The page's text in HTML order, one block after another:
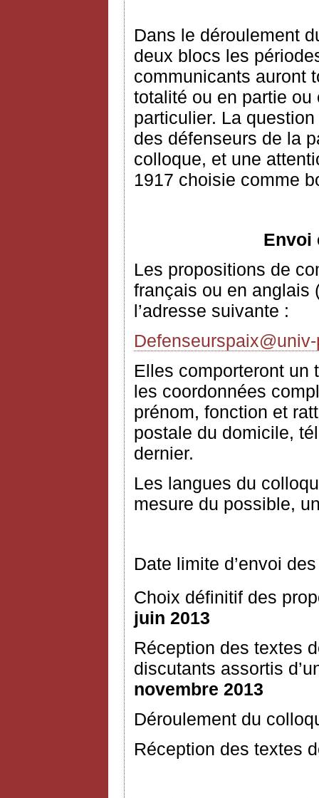
Dans le déroulement
deux blocs les
communicants auront
totalité ou en partie
particulier. La
des défenseurs de la
colloque, et une
1917 choisie comme
Envoi
Les propositions de
français ou en anglais
l’adresse suivante :
Elles comporteront un
les coordonnées
prénom, fonction et
postale du domicile,
dernier.
Les langues du
mesure du possible,
Date limite d’envoi
Choix définitif des
juin 2013
Réception des textes
discutants assortis
novembre 2013
Déroulement du
Réception des textes